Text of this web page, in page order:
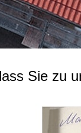
Sie zu